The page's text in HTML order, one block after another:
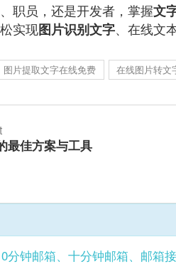
职员，还是开发者，掌握文
实现图片识别文字、在线文
图片提取文字在线免费 在线图片转文
最佳方案与工具
分钟邮箱、十分钟邮箱、邮箱